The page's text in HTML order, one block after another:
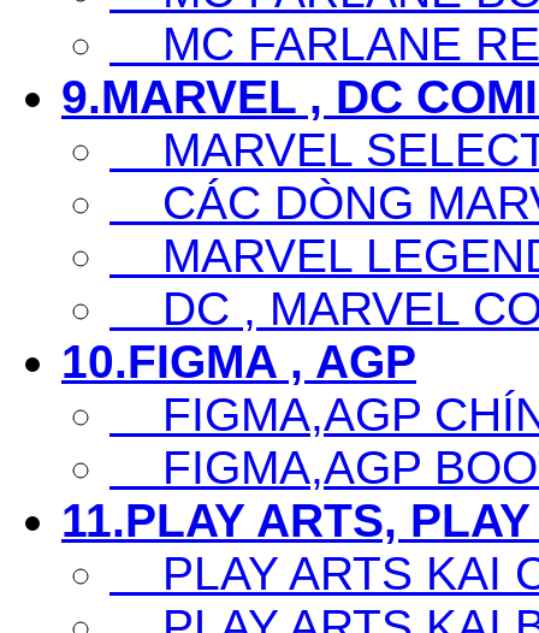
MC FARLANE
9.MARVEL , DC
MARVEL
CÁC DÒNG
MARVEL
DC , MARVEL
10.FIGMA , AGP
FIGMA,AGP
FIGMA,AGP
11.PLAY ARTS,
PLAY ARTS KAI